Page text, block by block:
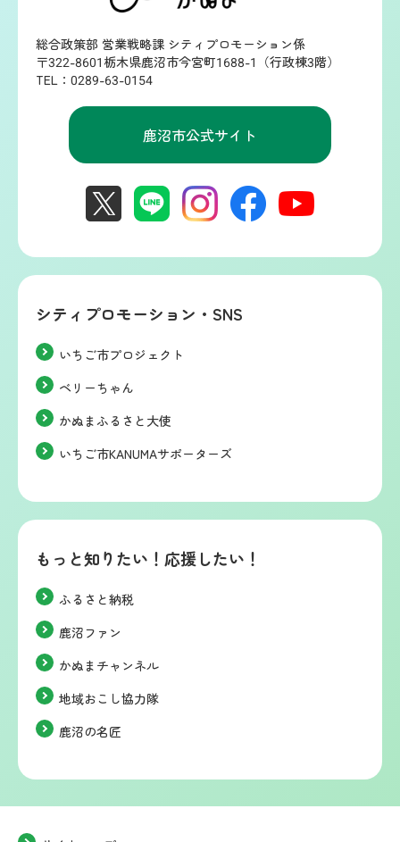
総合政策部 営業戦略課 シティプロモーション係
〒322-8601栃木県鹿沼市今宮町1688-1（行政棟3階）
TEL：0289-63-0154
鹿沼市公式サイト
シティプロモーション・SNS
いちご市プロジェクト
ベリーちゃん
かぬまふるさと大使
いちご市KANUMAサポーターズ
もっと知りたい！応援したい！
ふるさと納税
鹿沼ファン
かぬまチャンネル
地域おこし協力隊
鹿沼の名匠